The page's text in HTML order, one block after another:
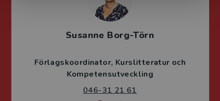
Susanne Borg-Törn
Förlagskoordinator Kurslitteratur och
Kompetensutveckling
046-31 21 61